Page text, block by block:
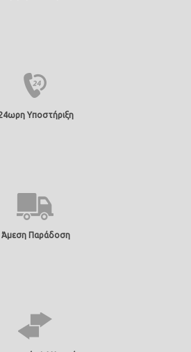
Υποστήριξη
Άμεση Παράδοση